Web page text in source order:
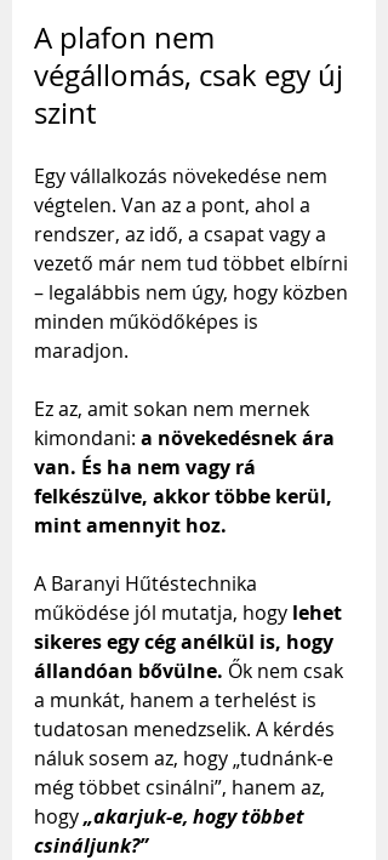
A plafon nem
végállomás, csak egy új
szint
Egy vállalkozás növekedése nem
végtelen. Van az a pont, ahol a
rendszer, az idő, a csapat vagy a
vezető már nem tud többet elbírni
– legalábbis nem úgy, hogy közben
minden működőképes is
maradjon.
Ez az, amit sokan nem mernek
kimondani: a növekedésnek ára
van. És ha nem vagy rá
felkészülve, akkor többe kerül,
mint amennyit hoz.
A Baranyi Hűtéstechnika
működése jól mutatja, hogy lehet
sikeres egy cég anélkül is, hogy
állandóan bővülne. Ők nem csak
a munkát, hanem a terhelést is
tudatosan menedzselik. A kérdés
náluk sosem az, hogy „tudnánk-e
még többet csinálni”, hanem az,
hogy„akarjuk-e, hogy többet
csináljunk?”